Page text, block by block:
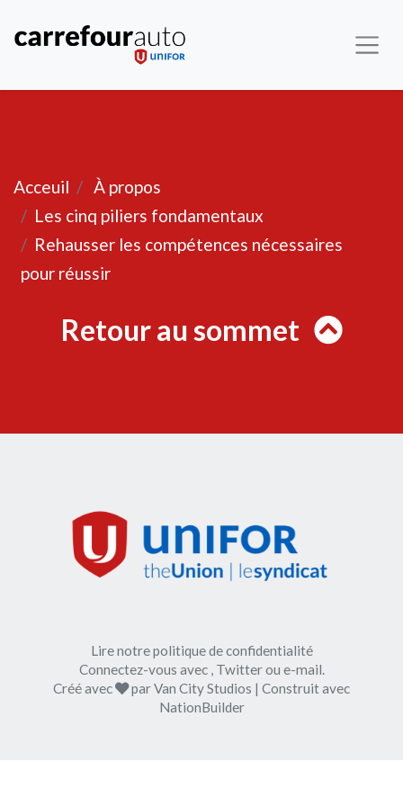
Acceuil
À propos
Les cinq piliers fondamentaux
Rehausser les compétences nécessaires
pour réussir
Retour
Retour au sommet
Lire notre politique de confidentialité
Connectez-vous avec , Twitterou e-mail.
Créé avec
soin
parVan City Studios | Construit avec
NationBuilder